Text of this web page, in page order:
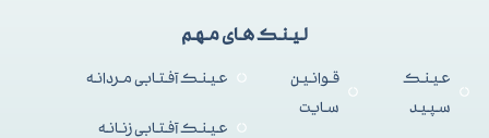
لینک های مهم
عینک
سپید
قوانین
سایت
عینک آفتابی مردانه
عینک آفتابی زنانه